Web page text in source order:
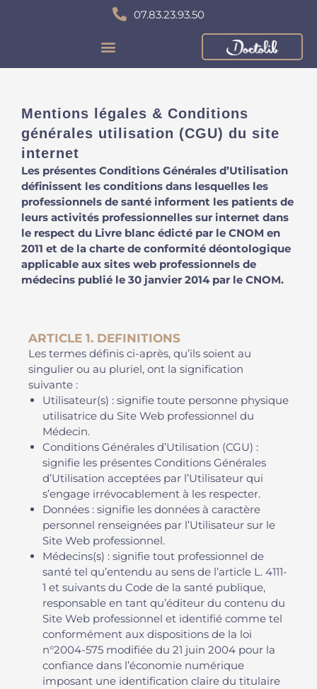
07.83.23.93.50
Mentions légales & Conditions
générales utilisation (CGU) du site
internet
Les présentes Conditions Générales d’Utilisation
définissent les conditions dans lesquelles les
professionnels de santé informent les patients de
leurs activités professionnelles sur internet dans
le respect du Livre blanc édicté par le CNOM en
2011 et de la charte de conformité déontologique
applicable aux sites web professionnels de
médecins publié le 30 janvier 2014 par le CNOM.
ARTICLE 1. DEFINITIONS
Les termes définis ci-après, qu’ils soient au
singulier ou au pluriel, ont la signification
suivante :
Utilisateur(s) : signifie toute personne physique
utilisatrice du Site Web professionnel du
Médecin.
Conditions Générales d’Utilisation (CGU) :
signifie les présentes Conditions Générales
d’Utilisation acceptées par l’Utilisateur qui
s’engage irrévocablement à les respecter.
Données : signifie les données à caractère
personnel renseignées par l’Utilisateur sur le
Site Web professionnel.
Médecins(s) : signifie tout professionnel de
santé tel qu’entendu au sens de l’article L. 4111-
1 et suivants du Code de la santé publique,
responsable en tant qu’éditeur du contenu du
Site Web professionnel et identifié comme tel
conformément aux dispositions de la loi
n°2004-575 modifiée du 21 juin 2004 pour la
confiance dans l’économie numérique
imposant une identification claire du titulaire